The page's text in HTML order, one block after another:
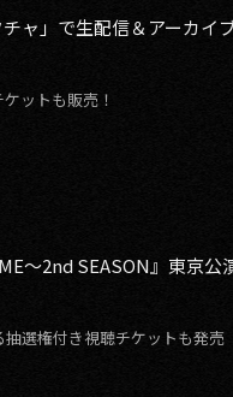
ャ」で生配信＆アーカイ
ットも販売！
～2nd SEASON』東京公
選権付き視聴チケットも発売